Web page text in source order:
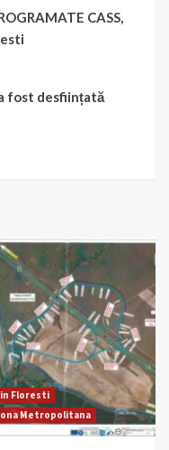
CASS,
fost desființată
Floresti
Metropolitana